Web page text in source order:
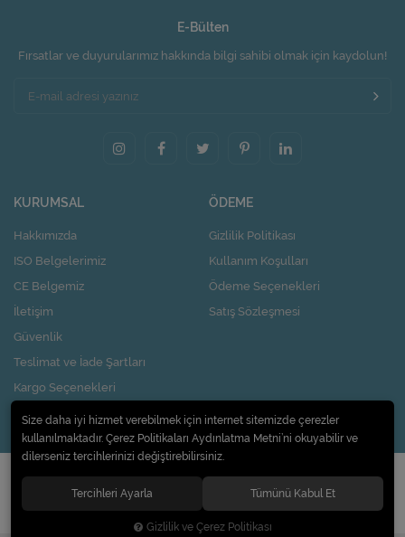
E-Bülten
Fırsatlar ve duyurularımız hakkında bilgi sahibi olmak için kaydolun!
KURUMSAL
Hakkımızda
ISO Belgelerimiz
CE Belgemiz
İletişim
Güvenlik
Teslimat ve İade Şartları
Kargo Seçenekleri
Nasıl Kupon Kazanırım?
ÖDEME
Gizlilik Politikası
Kullanım Koşulları
Ödeme Seçenekleri
Satış Sözleşmesi
© 2020Pi Design İç ve Dış Ticaret Limited Şirketi. Tüm hakları saklıdır.
Size daha iyi hizmet verebilmek için internet sitemizde çerezler
kullanılmaktadır. Çerez Politikaları Aydınlatma Metni’ni okuyabilir ve
dilerseniz tercihlerinizi değiştirebilirsiniz.
Tercihleri Ayarla Tümünü Kabul Et
Gizlilik ve Çerez Politikası